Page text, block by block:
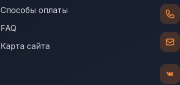
Способы оплаты
FAQ
Карта сайта